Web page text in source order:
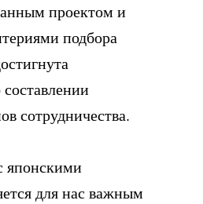
проектом и
подбора
сотрудничества.
японскими
для нас важным